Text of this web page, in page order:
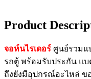
Product
จอห์นไรเดอร์ ศูนย์รวมแ
รถตู้ พร้อมรับประกัน แบ
ถึงยังมีอุปกรณ์อะไหล่ ข